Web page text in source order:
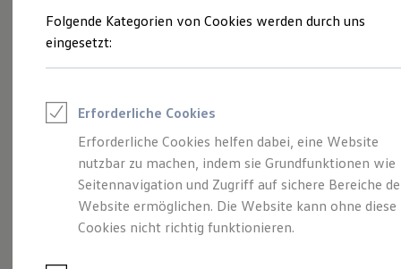
Junge Gebrauchtwagen und Gebrauchtwagen
Volkswagen Zertifizierte Gebrauchtwagen
Zubehör- und Serviceangebote
Leasing
Leasing-Angebote
Gebrauchtwagen Leasing
Junge Gebrauchtwagen-Leasing
Elektroauto Leasing
Kleinwagen-Leasing
Leasing ohne Anzahlung
Finanzierung
Angebot gültig bis 30.09.2026
Eine Klasse für sich. Der Golf.
Golf Life ab 199,00 €mtl. leasen für Privatkunden |
1.190,00 € Sonderzahlung | 42 Monate Laufzeit |
Folgende Kategorien von Cookies werden durch uns
eingesetzt:
Erforderliche Cookies
Erforderliche Cookies helfen dabei, eine Website
nutzbar zu machen, indem sie Grundfunktionen wie
Seitennavigation und Zugriff auf sichere Bereiche
Website ermöglichen. Die Website kann ohne diese
Cookies nicht richtig funktionieren.